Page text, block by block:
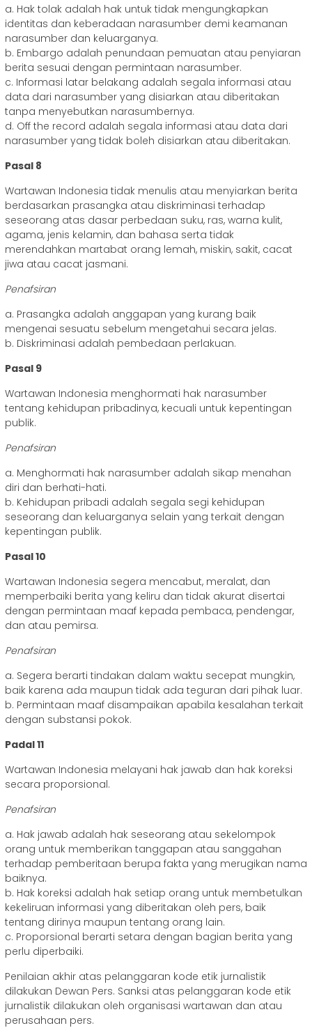
a. Hak tolak adalah hak untuk tidak mengungkapkan
identitas dan keberadaan narasumber demi keamanan
narasumber dan keluarganya.
b. Embargo adalah penundaan pemuatan atau penyiaran
berita sesuai dengan permintaan narasumber.
c. Informasi latar belakang adalah segala informasi atau
data dari narasumber yang disiarkan atau diberitakan
tanpa menyebutkan narasumbernya.
d. Off the record adalah segala informasi atau data dari
narasumber yang tidak boleh disiarkan atau diberitakan.
Pasal 8
Wartawan Indonesia tidak menulis atau menyiarkan berita
berdasarkan prasangka atau diskriminasi terhadap
seseorang atas dasar perbedaan suku, ras, warna kulit,
agama, jenis kelamin, dan bahasa serta tidak
merendahkan martabat orang lemah, miskin, sakit, cacat
jiwa atau cacat jasmani.
Penafsiran
a. Prasangka adalah anggapan yang kurang baik
mengenai sesuatu sebelum mengetahui secara jelas.
b. Diskriminasi adalah pembedaan perlakuan.
Pasal 9
Wartawan Indonesia menghormati hak narasumber
tentang kehidupan pribadinya, kecuali untuk kepentingan
publik.
Penafsiran
a. Menghormati hak narasumber adalah sikap menahan
diri dan berhati-hati.
b. Kehidupan pribadi adalah segala segi kehidupan
seseorang dan keluarganya selain yang terkait dengan
kepentingan publik.
Pasal 10
Wartawan Indonesia segera mencabut, meralat, dan
memperbaiki berita yang keliru dan tidak akurat disertai
dengan permintaan maaf kepada pembaca, pendengar,
dan atau pemirsa.
Penafsiran
a. Segera berarti tindakan dalam waktu secepat mungkin,
baik karena ada maupun tidak ada teguran dari pihak luar.
b. Permintaan maaf disampaikan apabila kesalahan terkait
dengan substansi pokok.
Padal 11
Wartawan Indonesia melayani hak jawab dan hak koreksi
secara proporsional.
Penafsiran
a. Hak jawab adalah hak seseorang atau sekelompok
orang untuk memberikan tanggapan atau sanggahan
terhadap pemberitaan berupa fakta yang merugikan nama
baiknya.
b. Hak koreksi adalah hak setiap orang untuk membetulkan
kekeliruan informasi yang diberitakan oleh pers, baik
tentang dirinya maupun tentang orang lain.
c. Proporsional berarti setara dengan bagian berita yang
perlu diperbaiki.
Penilaian akhir atas pelanggaran kode etik jurnalistik
dilakukan Dewan Pers. Sanksi atas pelanggaran kode etik
jurnalistik dilakukan oleh organisasi wartawan dan atau
perusahaan pers.